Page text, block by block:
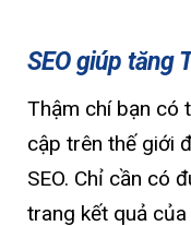
SEO giúp tăng
Thậm chí bạn có
cập trên thế giới
SEO. Chỉ cần có
trang kết quả